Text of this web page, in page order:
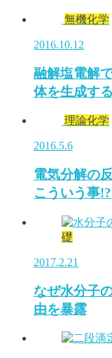
無機化学
2016.10.12
融解塩電解
体を生成する
理論化学
2016.5.6
電気分解の
こういう事!?
礎
2017.2.21
なぜ水分子
由を暴露